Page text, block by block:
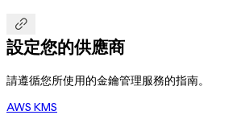

設定您的供應商
請遵循您所使用的金鑰管理服務的指南。
AWS KMS